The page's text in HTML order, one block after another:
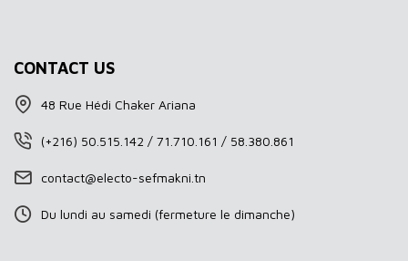
CONTACT US
48 Rue Hédi Chaker Ariana
(+216) 50.515.142 / 71.710.161 / 58.380.861
contact@electo-sefmakni.tn
Du lundi au samedi (fermeture le dimanche)